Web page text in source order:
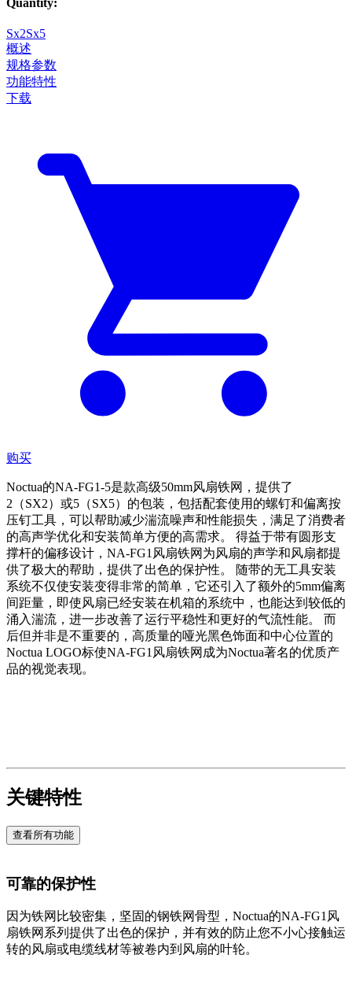
Sx2Sx5
概述
规格参数
功能特性
下载
购买
Noctua的NA-FG1-5是款高级50mm风扇铁网，提供了
2（SX2）或5（SX5）的包装，包括配套使用的螺钉和偏离按
压钉工具，可以帮助减少湍流噪声和性能损失，满足了消费者
的高声学优化和安装简单方便的高需求。 得益于带有圆形支
撑杆的偏移设计，NA-FG1风扇铁网为风扇的声学和风扇都提
供了极大的帮助，提供了出色的保护性。 随带的无工具安装
系统不仅使安装变得非常的简单，它还引入了额外的5mm偏离
间距量，即使风扇已经安装在机箱的系统中，也能达到较低的
涌入湍流，进一步改善了运行平稳性和更好的气流性能。 而
后但并非是不重要的，高质量的哑光黑色饰面和中心位置的
Noctua LOGO标使NA-FG1风扇铁网成为Noctua著名的优质产
品的视觉表现。
关键特性
查看所有功能
可靠的保护性
因为铁网比较密集，坚固的钢铁网骨型，Noctua的NA-FG1风
扇铁网系列提供了出色的保护，并有效的防止您不小心接触运
转的风扇或电缆线材等被卷内到风扇的叶轮。